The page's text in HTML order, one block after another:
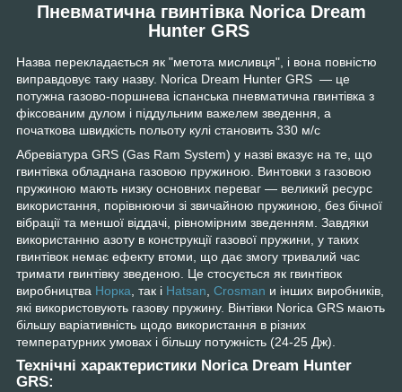
Пневматична гвинтівка Norica Dream
Hunter GRS
Назва перекладається як "метота мисливця", і вона повністю
виправдовує таку назву. Norica Dream Hunter GRS — це
потужна газово-поршнева іспанська пневматична гвинтівка з
фіксованим дулом і піддульним важелем зведення, а
початкова швидкість польоту кулі становить 330 м/с
Абревіатура GRS (Gas Ram System) у назві вказує на те, що
гвинтівка обладнана газовою пружиною. Винтовки з газовою
пружиною мають низку основних переваг — великий ресурс
використання, порівнюючи зі звичайною пружиною, без бічної
вібрації та меншої віддачі, рівномірним зведенням. Завдяки
використанню азоту в конструкції газової пружини, у таких
гвинтівок немає ефекту втоми, що дає змогу тривалий час
тримати гвинтівку зведеною. Це стосується як гвинтівок
виробництва Норка, так і Hatsan, Crosman и інших виробників,
які використовують газову пружину. Вінтівки Norica GRS мають
більшу варіативність щодо використання в різних
температурних умовах і більшу потужність (24-25 Дж).
Технічні характеристики Norica Dream Hunter
GRS: